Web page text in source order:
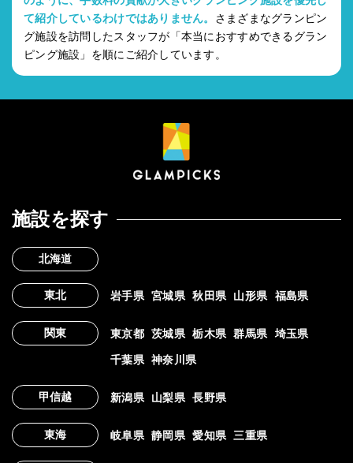
て紹介しているわけではありません。 さまざまなグランピン
グ施設を訪問したスタッフが「本当におすすめできるグラン
ピング施設」を順にご紹介しています。
施設を探す
北海道
東北 岩手県 宮城県 秋田県 山形県 福島県
関東 東京都 茨城県 栃木県 群馬県 埼玉県
千葉県 神奈川県
甲信越 新潟県 山梨県 長野県
東海 岐阜県 静岡県 愛知県 三重県